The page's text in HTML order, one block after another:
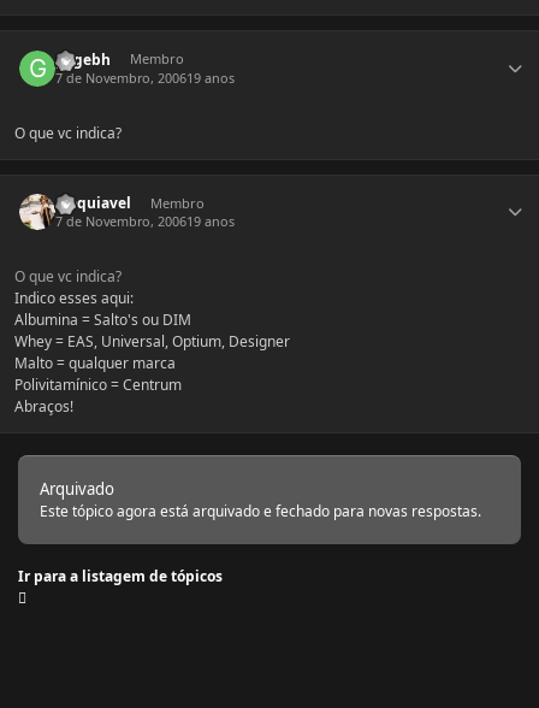
gegebh
Membro
7 de Novembro, 200619 anos
O que vc indica?
Maquiavel
Membro
7 de Novembro, 200619 anos
O que vc indica?
Indico esses aqui:
Albumina = Salto's ou DIM
Whey = EAS, Universal, Optium, Designer
Malto = qualquer marca
Polivitamínico = Centrum
Abraços!
Arquivado
Este tópico agora está arquivado e fechado para novas respostas.
Ir para a listagem de tópicos